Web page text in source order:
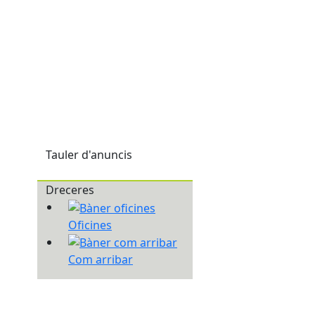
Tauler d'anuncis
Dreceres
Oficines
Com arribar